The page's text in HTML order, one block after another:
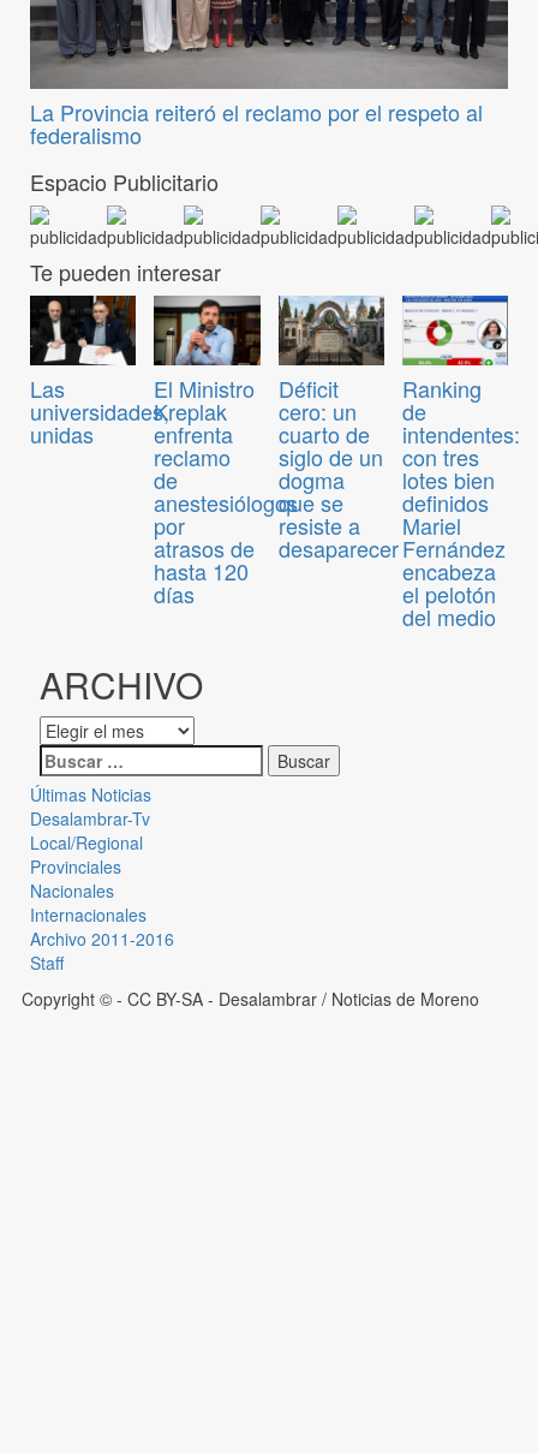
La Provincia reiteró el reclamo por el respeto al
federalismo
Espacio Publicitario
Te pueden interesar
Las
universidades,
unidas
El Ministro
Kreplak
enfrenta
reclamo
de
anestesiólogos
por
atrasos de
hasta 120
días
Déficit
cero: un
cuarto de
siglo de un
dogma
que se
resiste a
desaparecer
Ranking
de
intendentes:
con tres
lotes bien
definidos
Mariel
Fernández
encabeza
el pelotón
del medio
ARCHIVO
Últimas Noticias
Desalambrar-Tv
Local/Regional
Provinciales
Nacionales
Internacionales
Archivo 2011-2016
Staff
Copyright © - CC BY-SA - Desalambrar / Noticias de Moreno